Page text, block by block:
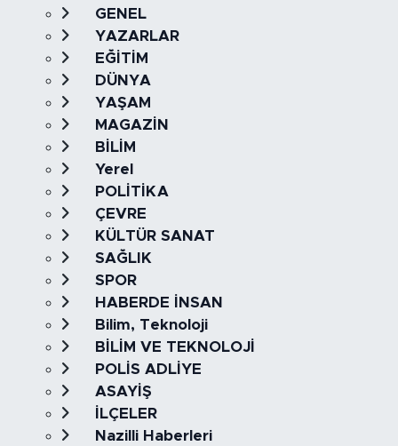
GENEL
YAZARLAR
EĞİTİM
DÜNYA
YAŞAM
MAGAZİN
BİLİM
Yerel
POLİTİKA
ÇEVRE
KÜLTÜR SANAT
SAĞLIK
SPOR
HABERDE İNSAN
Bilim, Teknoloji
BİLİM VE TEKNOLOJİ
POLİS ADLİYE
ASAYİŞ
İLÇELER
Nazilli Haberleri